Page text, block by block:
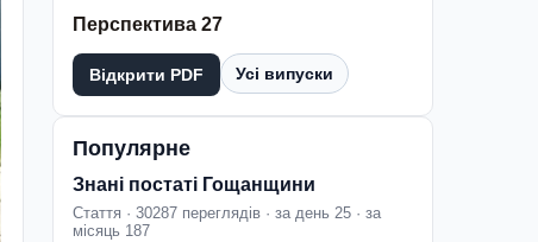
Перспектива 27
Відкрити PDF Усі випуски
Популярне
Знані постаті Гощанщини
Стаття · 30287 переглядів · за день 25 · за
місяць 187